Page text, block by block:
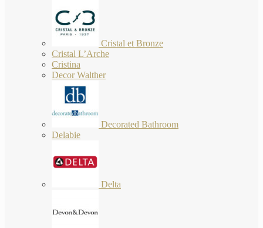
Cristal et Bronze
Cristal L’Arche
Cristina
Decor Walther
Decorated Bathroom
Delabie
Delta